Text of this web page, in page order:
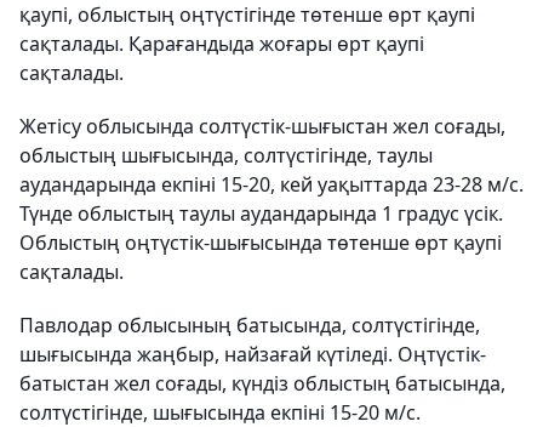
қаупі, облыстың оңтүстігінде төтенше өрт қаупі
сақталады. Қарағандыда жоғары өрт қаупі
сақталады.
Жетісу облысында солтүстік-шығыстан жел соғады,
облыстың шығысында, солтүстігінде, таулы
аудандарында екпіні 15-20, кей уақыттарда 23-28 м/с.
Түнде облыстың таулы аудандарында 1 градус үсік.
Облыстың оңтүстік-шығысында төтенше өрт қаупі
сақталады.
Павлодар облысының батысында, солтүстігінде,
шығысында жаңбыр, найзағай күтіледі. Оңтүстік-
батыстан жел соғады, күндіз облыстың батысында,
солтүстігінде, шығысында екпіні 15-20 м/с.